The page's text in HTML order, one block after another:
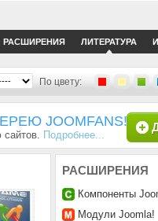
РАСШИРЕНИЯ ЛИТЕРАТУРА
По цвету:
JOOMFANS!
Подробнее...
РАСШИРЕНИЯ
Компоненты
Модули Joomla!